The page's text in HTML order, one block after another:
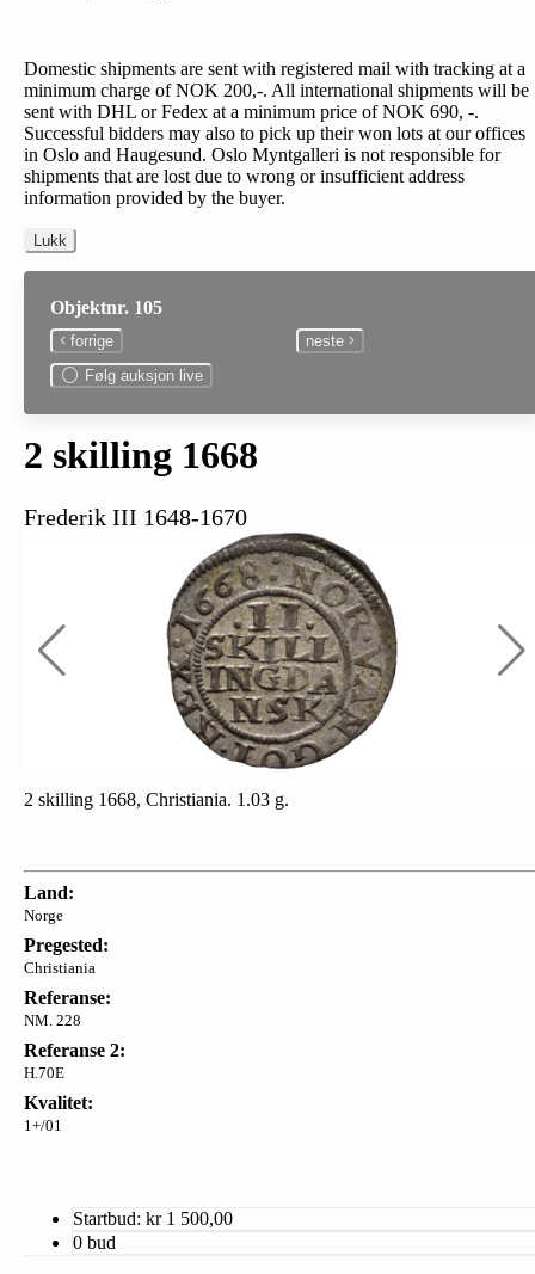
Domestic shipments are sent with registered mail with tracking at a
minimum charge of NOK 200,-. All international shipments will be
sent with DHL or Fedex at a minimum price of NOK 690, -.
Successful bidders may also to pick up their won lots at our offices
in Oslo and Haugesund. Oslo Myntgalleri is not responsible for
shipments that are lost due to wrong or insufficient address
information provided by the buyer.
Lukk
Objektnr. 105
forrige
neste
Følg auksjon live
2 skilling 1668
Frederik III 1648-1670
2 skilling 1668, Christiania. 1.03 g.
Land:
Norge
Pregested:
Christiania
Referanse:
NM. 228
Referanse 2:
H.70E
Kvalitet:
1+/01
Startbud: kr 1 500,00
0 bud